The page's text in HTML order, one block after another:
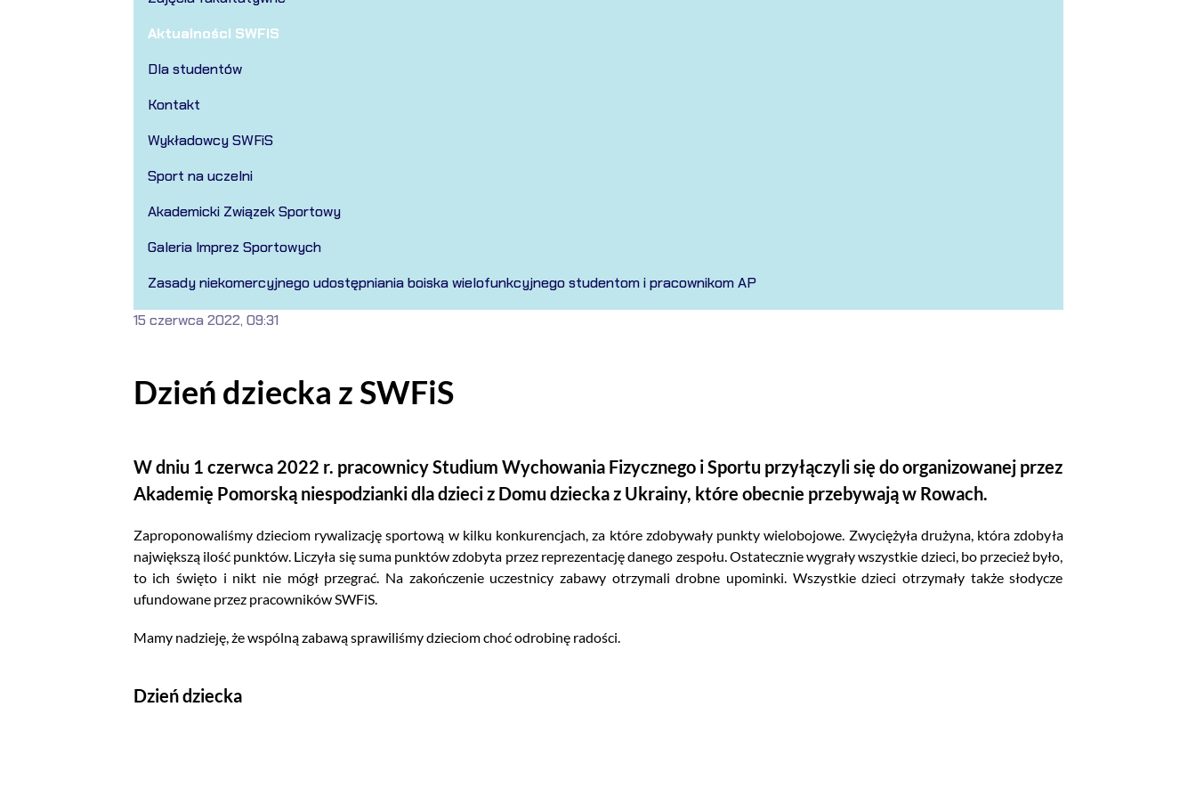
Aktualności SWFiS
Dla studentów
Kontakt
Wykładowcy SWFiS
Sport na uczelni
Akademicki Związek Sportowy
Galeria Imprez Sportowych
Zasady niekomercyjnego udostępniania boiska wielofunkcyjnego studentom i pracownikom AP
Dzień dziecka z SWFiS
W dniu 1 czerwca 2022 r. pracownicy Studium Wychowania Fizycznego i Sportu przyłączyli się do organizowanej przez
Akademię Pomorską niespodzianki dla dzieci z Domu dziecka z Ukrainy, które obecnie przebywają w Rowach.
15 czerwca 2022, 09:31
Zaproponowaliśmy dzieciom rywalizację sportową w kilku konkurencjach, za które zdobywały punkty wielobojowe. Zwyciężyła drużyna, która zdobyła
największą ilość punktów. Liczyła się suma punktów zdobyta przez reprezentację danego zespołu. Ostatecznie wygrały wszystkie dzieci, bo przecież było,
to ich święto i nikt nie mógł przegrać. Na zakończenie uczestnicy zabawy otrzymali drobne upominki. Wszystkie dzieci otrzymały także słodycze
ufundowane przez pracowników SWFiS.
Mamy nadzieję, że wspólną zabawą sprawiliśmy dzieciom choć odrobinę radości.
Dzień dziecka